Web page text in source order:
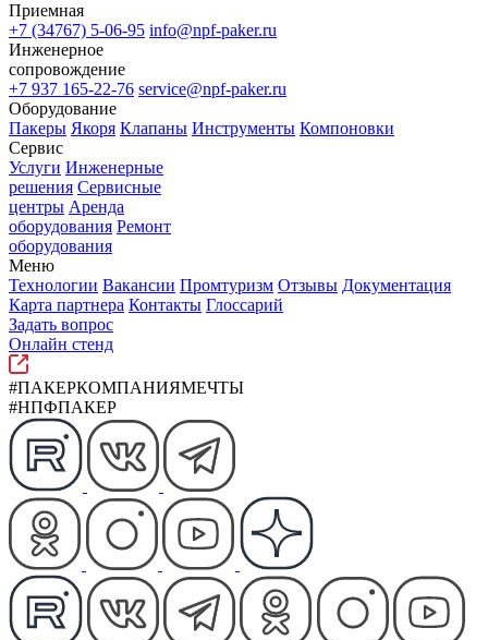
Приемная
+7 (34767) 5-06-95 info@npf-paker.ru
Инженерное
сопровождение
+7 937 165-22-76 service@npf-paker.ru
Оборудование
Пакеры Якоря Клапаны Инструменты Компоновки
Сервис
Услуги Инженерные
решения Сервисные
центры Аренда
оборудования Ремонт
оборудования
Меню
Технологии Вакансии Промтуризм Отзывы Документация
Карта партнера Контакты Глоссарий
Задать вопрос
Онлайн стенд
#ПАКЕРКОМПАНИЯМЕЧТЫ
#НПФПАКЕР